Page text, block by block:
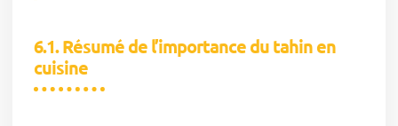
6.1. Résumé de l’importance du tahin en
cuisine